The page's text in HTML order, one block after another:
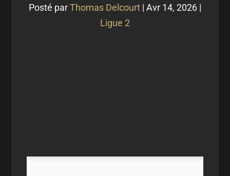
Posté parThomas Delcourt | Avr 14, 2026 |
Ligue 2